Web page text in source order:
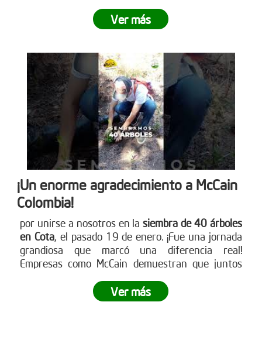
poderoso que es el trabajo en equipo.
está lista para ser parte del cambio?
única de siembra empresarial. Conoce cómo en
www.reddearboles.org
Ver más
¡Un enorme agradecimiento a McCain
Colombia!
por unirse a nosotros en lasiembra de 40 árboles
en Cota, el pasado 19 de enero. ¡Fue una jornada
grandiosa que marcó una diferencia real!
Empresas como McCain demuestran que juntos
entorno. ¿Tu empresa está lista para ser parte del
cambio? Únete a nuestras siembras empresariales
Ver más